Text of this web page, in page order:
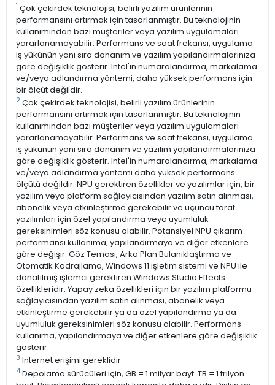
1 Çok çekirdek teknolojisi, belirli yazılım ürünlerinin
performansını artırmak için tasarlanmıştır. Bu teknolojinin
kullanımından bazı müşteriler veya yazılım uygulamaları
yararlanamayabilir. Performans ve saat frekansı, uygulama
iş yükünün yanı sıra donanım ve yazılım yapılandırmalarınıza
göre değişiklik gösterir. Intel'in numaralandırma, markalama
ve/veya adlandırma yöntemi, daha yüksek performans için
bir ölçüt değildir.
2 Çok çekirdek teknolojisi, belirli yazılım ürünlerinin
performansını artırmak için tasarlanmıştır. Bu teknolojinin
kullanımından bazı müşteriler veya yazılım uygulamaları
yararlanamayabilir. Performans ve saat frekansı, uygulama
iş yükünün yanı sıra donanım ve yazılım yapılandırmalarınıza
göre değişiklik gösterir. Intel'in numaralandırma, markalama
ve/veya adlandırma yöntemi daha yüksek performans
ölçütü değildir. NPU gerektiren özellikler ve yazılımlar için, bir
yazılım veya platform sağlayıcısından yazılım satın alınması,
abonelik veya etkinleştirme gerekebilir ve üçüncü taraf
yazılımları için özel yapılandırma veya uyumluluk
gereksinimleri söz konusu olabilir. Potansiyel NPU çıkarım
performansı kullanıma, yapılandırmaya ve diğer etkenlere
göre değişir. Göz Teması, Arka Plan Bulanıklaştırma ve
Otomatik Kadrajlama, Windows 11 işletim sistemi ve NPU ile
donatılmış işlemci gerektiren Windows Studio Effects
özellikleridir. Yapay zeka özellikleri için bir yazılım platformu
sağlayıcısından yazılım satın alınması, abonelik veya
etkinleştirme gerekebilir ya da özel yapılandırma ya da
uyumluluk gereksinimleri söz konusu olabilir. Performans
kullanıma, yapılandırmaya ve diğer etkenlere göre değişiklik
gösterir.
3 Internet erişimi gereklidir.
4 Depolama sürücüleri için, GB = 1 milyar bayt. TB = 1 trilyon